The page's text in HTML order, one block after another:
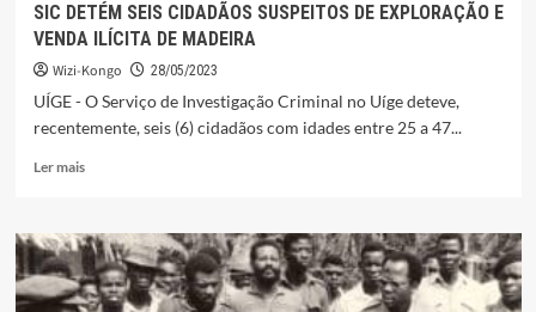
SIC DETÉM SEIS CIDADÃOS SUSPEITOS DE EXPLORAÇÃO E
VENDA ILÍCITA DE MADEIRA
Wizi-Kongo 28/05/2023
UÍGE - O Serviço de Investigação Criminal no Uíge deteve,
recentemente, seis (6) cidadãos com idades entre 25 a 47...
Ler maisLeia
SIC
DETÉM
SEIS
CIDADÃOS